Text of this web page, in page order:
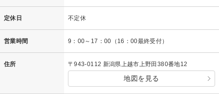
定休日 不定休
営業時間 9：00～17：00（16：00最終受付）
住所 〒943-0112 新潟県上越市上野田380番地12
地図を見る